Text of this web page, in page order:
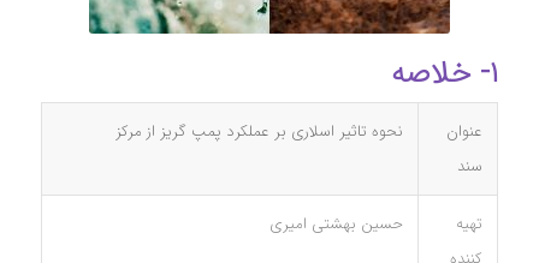
۱- خلاصه
عنوان
سند
نحوه تاثیر اسلاری بر عملکرد پمپ گریز از مرکز
تهیه
حسین بهشتی امیری